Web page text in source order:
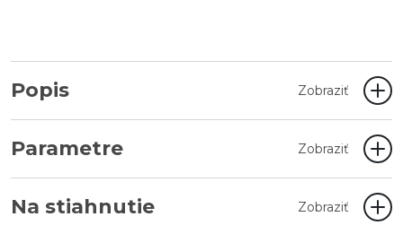
Popis Zobraziť
Parametre Zobraziť
Na stiahnutie Zobraziť